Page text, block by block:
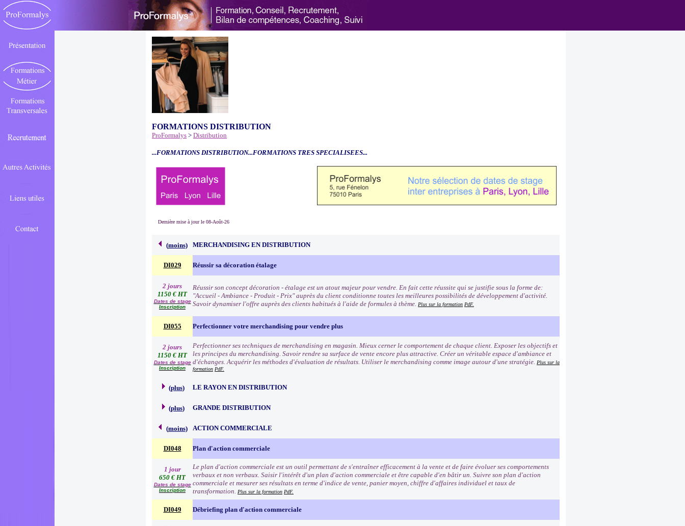
FORMATIONS DISTRIBUTION
ProFormalys > Distribution
...FORMATIONS DISTRIBUTION...FORMATIONS TRES SPECIALISEES...
Dernière mise à jour le 08-Août-26
(moins) MERCHANDISING EN DISTRIBUTION
DI029 Réussir sa décoration étalage
2 jours
1150 € HT
Dates de stage
Inscription
Réussir son concept décoration - étalage est un atout majeur pour vendre. En fait cette réussite qui se justifie sous la forme de:
"Accueil - Ambiance - Produit - Prix" auprès du client conditionne toutes les meilleures possibilités de développement d'activité.
Savoir dynamiser l'offre auprès des clients habitués à l'aide de formules à thème. Plus sur la formation PdF.
DI055 Perfectionner votre merchandising pour vendre plus
2 jours
1150 € HT
Dates de stage
Inscription
Perfectionner ses techniques de merchandising en magasin. Mieux cerner le comportement de chaque client. Exposer les objectifs et
les principes du merchandising. Savoir rendre sa surface de vente encore plus attractive. Créer un véritable espace d'ambiance et
d'échanges. Acquérir les méthodes d'évaluation de résultats. Utiliser le merchandising comme image autour d'une stratégie. Plus sur la
formation PdF.
(plus) LE RAYON EN DISTRIBUTION
(plus) GRANDE DISTRIBUTION
(moins) ACTION COMMERCIALE
DI048 Plan d'action commerciale
1 jour
650 € HT
Dates de stage
Inscription
Le plan d'action commerciale est un outil permettant de s'entraîner efficacement à la vente et de faire évoluer ses comportements
verbaux et non verbaux. Saisir l'intérêt d'un plan d'action commerciale et être capable d'en bâtir un. Suivre son plan d'action
commerciale et mesurer ses résultats en terme d'indice de vente, panier moyen, chiffre d'affaires individuel et taux de
transformation. Plus sur la formation PdF.
DI049 Débriefing plan d'action commerciale